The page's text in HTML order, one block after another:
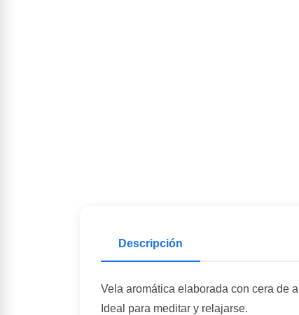
Descripción
Vela aromática elaborada con cera de
Ideal para meditar y relajarse.